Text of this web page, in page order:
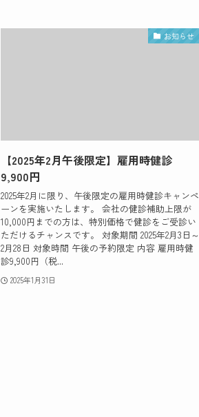
お知らせ
【2025年2月午後限定】雇用時健診
9,900円
2025年2月に限り、午後限定の雇用時健診キャンペ
ーンを実施いたします。 会社の健診補助上限が
10,000円までの方は、特別価格で健診をご受診い
ただけるチャンスです。 対象期間 2025年2月3日～
2月28日 対象時間 午後の予約限定 内容 雇用時健
診9,900円（税...
2025年1月31日